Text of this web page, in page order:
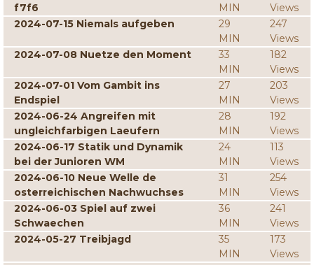
f7f6
MIN
Views
2024-07-15 Niemals aufgeben
29
MIN
247
Views
2024-07-08 Nuetze den Moment
33
MIN
182
Views
2024-07-01 Vom Gambit ins
Endspiel
27
MIN
203
Views
2024-06-24 Angreifen mit
ungleichfarbigen Laeufern
28
MIN
192
Views
2024-06-17 Statik und Dynamik
bei der Junioren WM
24
MIN
113
Views
2024-06-10 Neue Welle de
osterreichischen Nachwuchses
31
MIN
254
Views
2024-06-03 Spiel auf zwei
Schwaechen
36
MIN
241
Views
2024-05-27 Treibjagd
35
MIN
173
Views